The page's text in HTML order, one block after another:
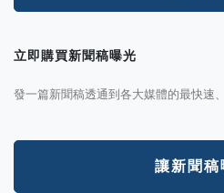
立即購買新聞稿曝光
發一篇新聞稿透通到各大媒體的最快速
讓新聞稿